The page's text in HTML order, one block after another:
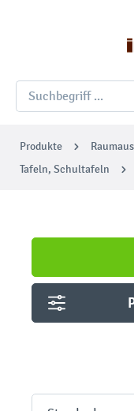
Produkte
Tafeln, Schultafeln